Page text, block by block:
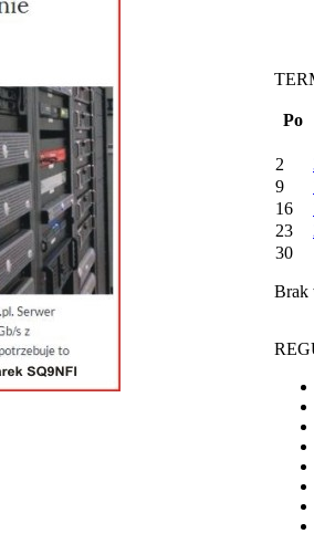
Po
2
9
16
23
30
Brak